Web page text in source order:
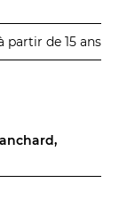
partir de 15 ans